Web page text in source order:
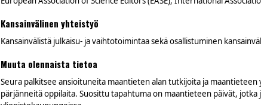
Kansainvälinen yhteistyö
Kansainvälistä julkaisu- ja vaihtotoimintaa sekä osallistuminen
Muuta olennaista tietoa
Seura palkitsee ansioituneita maantieten alan tutkijoita ja
pärjänneitä oppilaita. Suosittu tapahtuma on maantieteen päivät,